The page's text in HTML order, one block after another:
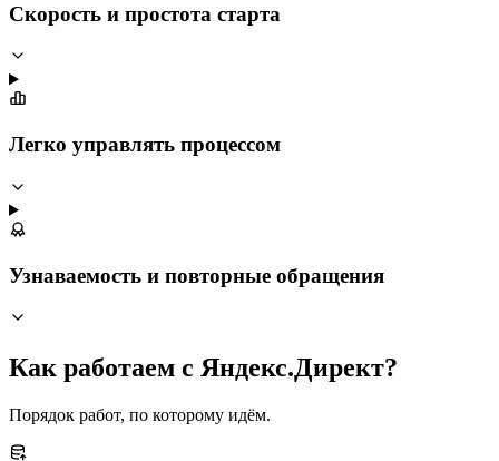
Скорость и простота старта
Легко управлять процессом
Узнаваемость и повторные обращения
Как работаем с Яндекс.Директ?
Порядок работ, по которому идём.